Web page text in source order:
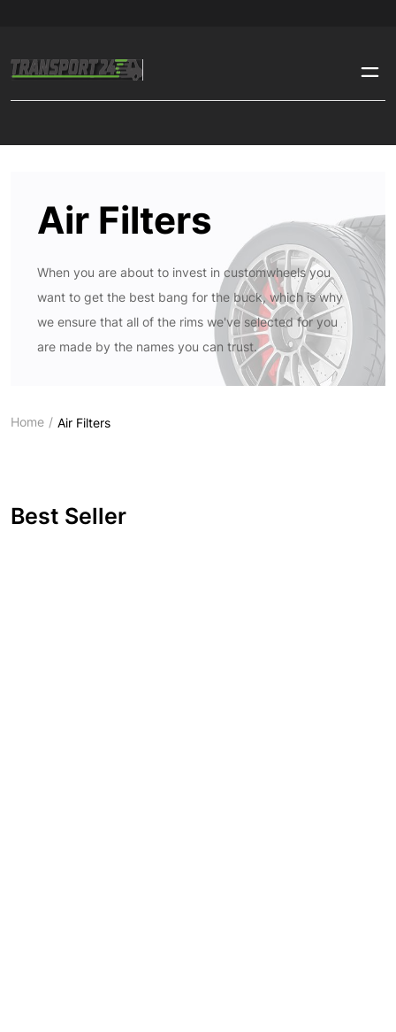
Air Filters
When you are about to invest in customwheels you
want to get the best bang for the buck, which is why
we ensure that all of the rims we've selected for you
are made by the names you can trust.
Home Air Filters
Best Seller